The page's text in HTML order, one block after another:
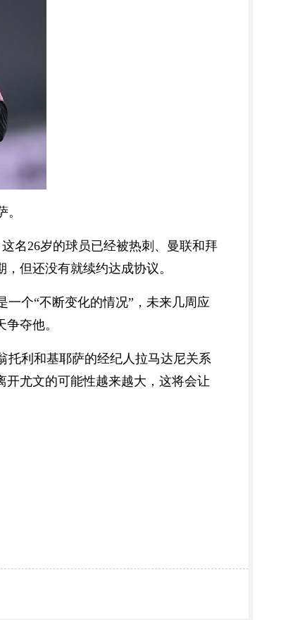
名26岁的球员已经被热刺、曼联和拜
但还没有就续约达成协议。
个“不断变化的情况”，未来几周应
夺他。
利和基耶萨的经纪人拉马达尼关系
尤文的可能性越来越大，这将会让